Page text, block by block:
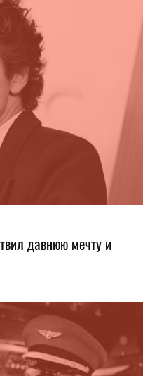
давнюю мечту и